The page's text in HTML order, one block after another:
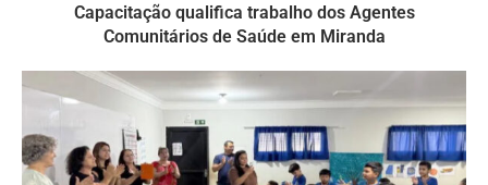
Capacitação qualifica trabalho dos Agentes
Comunitários de Saúde em Miranda